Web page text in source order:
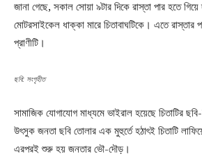
জানা গেছে, সকাল সোয়া ৯টার দিকে রাস্তা পার হতে
মোটরসাইকেল ধাক্কা মারে চিতাবাঘটিকে। এতে রাস্তার
প্রাণীটি।
ছবি: সংগৃহীত
সামাজিক যোগাযোগ মাধ্যমে ভাইরাল হয়েছে চিতাটির
উৎসুক জনতা ছবি তোলার এক মুহুর্তে হঠাৎই চিতাটি
এরপরই শুরু হয় জনতার ভৌ-দৌড়।